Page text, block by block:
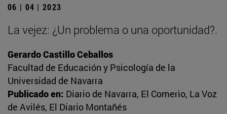
06 | 04 | 2023
La vejez: ¿Un problema o una oportunidad?.
Gerardo Castillo Ceballos
Facultad de Educación y Psicología de la
Universidad de Navarra
Publicado en: Diario de Navarra, El Comerio, La Voz
de Avilés, El Diario Montañés